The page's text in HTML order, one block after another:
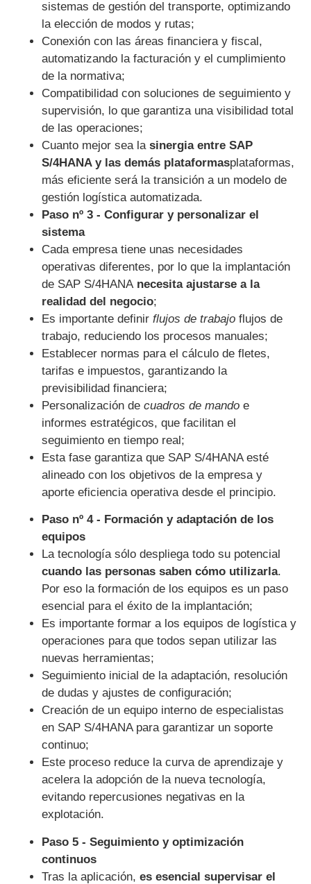
sistemas de gestión del transporte, optimizando
la elección de modos y rutas;
Conexión con las áreas financiera y fiscal,
automatizando la facturación y el cumplimiento
de la normativa;
Compatibilidad con soluciones de seguimiento y
supervisión, lo que garantiza una visibilidad total
de las operaciones;
Cuanto mejor sea la sinergia entre SAP
S/4HANA y las demás plataformasplataformas,
más eficiente será la transición a un modelo de
gestión logística automatizada.
Paso nº 3 - Configurar y personalizar el
sistema
Cada empresa tiene unas necesidades
operativas diferentes, por lo que la implantación
de SAP S/4HANAnecesita ajustarse a la
realidad del negocio;
Es importante definir flujos de trabajo flujos de
trabajo, reduciendo los procesos manuales;
Establecer normas para el cálculo de fletes,
tarifas e impuestos, garantizando la
previsibilidad financiera;
Personalización de cuadros de mando e
informes estratégicos, que facilitan el
seguimiento en tiempo real;
Esta fase garantiza que SAP S/4HANA esté
alineado con los objetivos de la empresa y
aporte eficiencia operativa desde el principio.
Paso nº 4 - Formación y adaptación de los
equipos
La tecnología sólo despliega todo su potencial
cuando las personas saben cómo utilizarla.
Por eso la formación de los equipos es un paso
esencial para el éxito de la implantación;
Es importante formar a los equipos de logística y
operaciones para que todos sepan utilizar las
nuevas herramientas;
Seguimiento inicial de la adaptación, resolución
de dudas y ajustes de configuración;
Creación de un equipo interno de especialistas
en SAP S/4HANA para garantizar un soporte
continuo;
Este proceso reduce la curva de aprendizaje y
acelera la adopción de la nueva tecnología,
evitando repercusiones negativas en la
explotación.
Paso 5 - Seguimiento y optimización
continuos
Tras la aplicación, es esencial supervisar el